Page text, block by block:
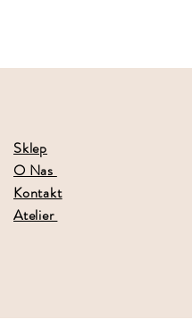
Sklep
O Nas
Kontakt
Atelier